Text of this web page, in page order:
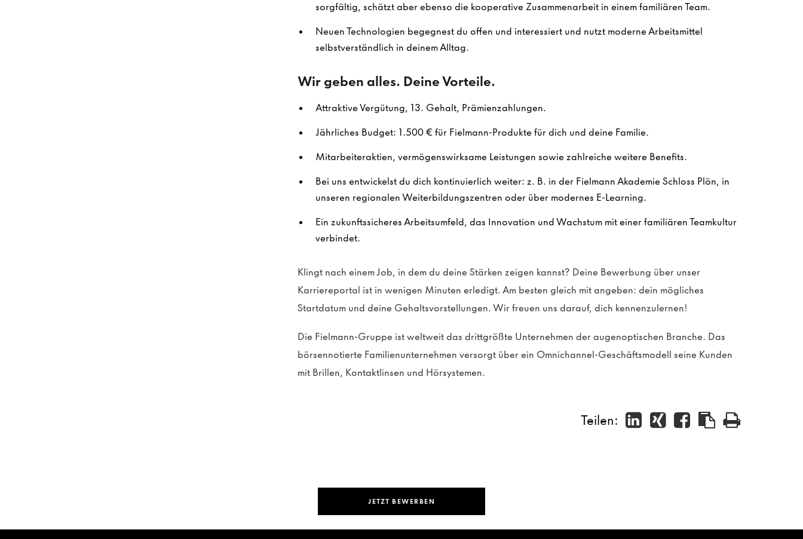
sorgfältig, schätzt aber ebenso die kooperative Zusammenarbeit in einem familiären Team.
Neuen Technologien begegnest du offen und interessiert und nutzt moderne Arbeitsmittel
selbstverständlich in deinem Alltag.
Wir geben alles. Deine Vorteile.
Attraktive Vergütung, 13. Gehalt, Prämienzahlungen.
Jährliches Budget: 1.500 € für Fielmann-Produkte für dich und deine Familie.
Mitarbeiteraktien, vermögenswirksame Leistungen sowie zahlreiche weitere Benefits.
Bei uns entwickelst du dich kontinuierlich weiter: z. B. in der Fielmann Akademie Schloss Plön, in
unseren regionalen Weiterbildungszentren oder über modernes E-Learning.
Ein zukunftssicheres Arbeitsumfeld, das Innovation und Wachstum mit einer familiären Teamkultur
verbindet.
Klingt nach einem Job, in dem du deine Stärken zeigen kannst? Deine Bewerbung über unser
Karriereportal ist in wenigen Minuten erledigt. Am besten gleich mit angeben: dein mögliches
Startdatum und deine Gehaltsvorstellungen. Wir freuen uns darauf, dich kennenzulernen!
Die Fielmann-Gruppe ist weltweit das drittgrößte Unternehmen der augenoptischen Branche. Das
börsennotierte Familienunternehmen versorgt über ein Omnichannel-Geschäftsmodell seine Kunden
mit Brillen, Kontaktlinsen und Hörsystemen.
JETZT BEWERBEN
Teilen: